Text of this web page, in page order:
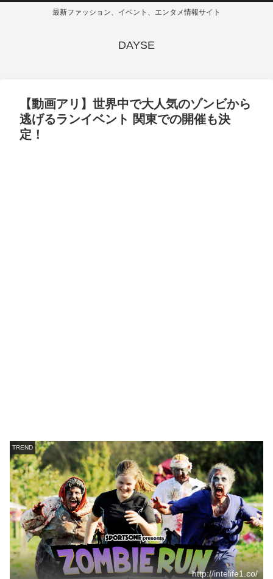
最新ファッション、イベント、エンタメ情報サイト
DAYSE
【動画アリ】世界中で大人気のゾンビから
逃げるランイベント 関東での開催も決
定！
TREND
http://intelife1.co/